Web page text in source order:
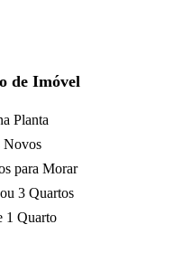
de Imóvel
Planta
Novos
para Morar
3 Quartos
1 Quarto